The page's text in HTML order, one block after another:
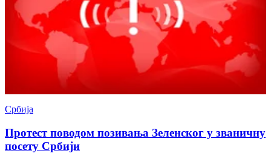
Србија
Протест поводом позивања Зеленског у званичну
посету Србији